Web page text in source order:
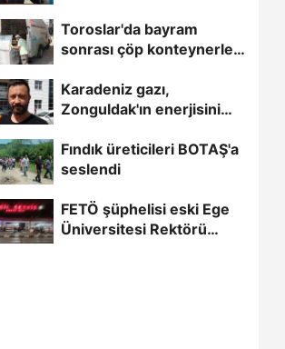
Toroslar'da bayram
sonrası çöp konteynerleri
Karadeniz gazı,
Zonguldak'ın enerjisini
Fındık üreticileri BOTAŞ'a
seslendi
FETÖ şüphelisi eski Ege
Üniversitesi Rektörü